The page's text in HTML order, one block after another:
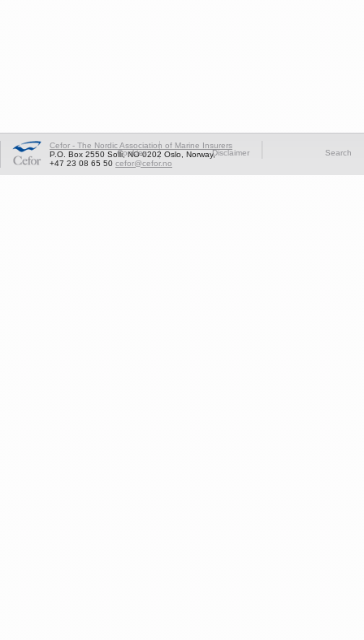
Cefor - The Nordic Association of Marine Insurers
P.O. Box 2550 Solli, NO-0202 Oslo, Norway,
+47 23 08 65 50 cefor@cefor.no
Cookies Disclaimer Search